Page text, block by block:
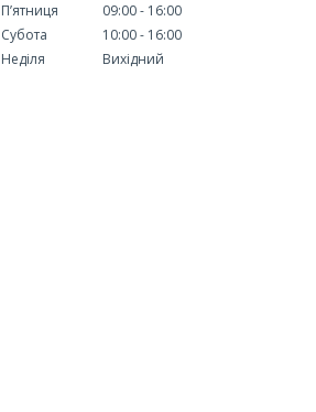
Пʼятниця
09:00
16:00
Субота
10:00
16:00
Неділя
Вихідний